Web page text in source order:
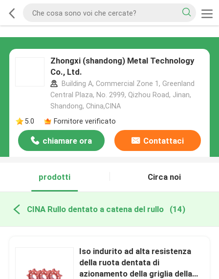
Zhongxi (shandong) Metal Technology
Co., Ltd.
Building A, Commercial Zone 1, Greenland
Central Plaza, No. 2999, Qizhou Road, Jinan,
Shandong, China,CINA
5.0
Fornitore verificato
chiamare ora Contattaci
prodotti Circa noi
CINA Rullo dentato a catena del rullo (14)
Iso indurito ad alta resistenza
della ruota dentata di
azionamento della griglia della